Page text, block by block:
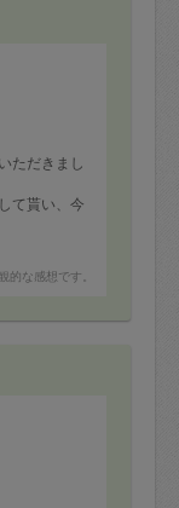
ただきまし
て貰い、今
的な感想です。